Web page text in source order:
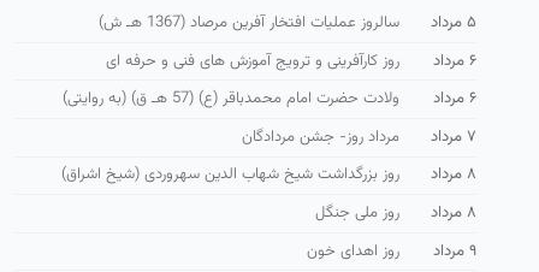
۵ مرداد
سالروز عملیات افتخار آفرین مرصاد (1367 هـ ش)
۶ مرداد
روز كارآفرینی و ترویج آموزش های فنی و حرفه ای
۶ مرداد
ولادت حضرت امام محمدباقر (ع) (57 هـ ق) (به روایتی)
۷ مرداد
مرداد روز- جشن مردادگان
۸ مرداد
روز بزرگداشت شیخ شهاب الدین سهروردی (شیخ اشراق)
۸ مرداد
روز ملی جنگل
۹ مرداد
روز اهدای خون